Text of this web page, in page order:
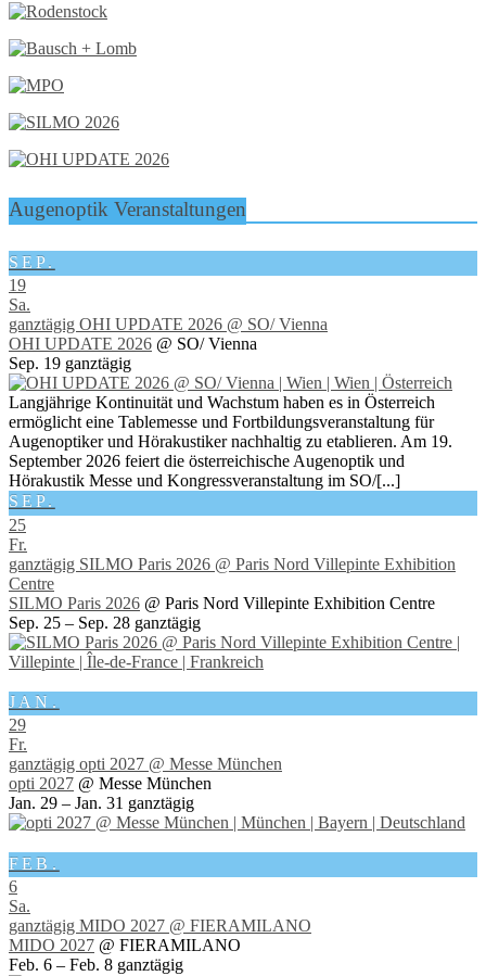
Augenoptik Veranstaltungen
SEP.
19
Sa.
ganztägig OHI UPDATE 2026 @ SO/ Vienna
OHI UPDATE 2026 @ SO/ Vienna
Sep. 19 ganztägig
Langjährige Kontinuität und Wachstum haben es in Österreich
ermöglicht eine Tablemesse und Fortbildungsveranstaltung für
Augenoptiker und Hörakustiker nachhaltig zu etablieren. Am 19.
September 2026 feiert die österreichische Augenoptik und
Hörakustik Messe und Kongressveranstaltung im SO/[...]
SEP.
25
Fr.
ganztägig SILMO Paris 2026 @ Paris Nord Villepinte Exhibition
Centre
SILMO Paris 2026 @ Paris Nord Villepinte Exhibition Centre
Sep. 25 – Sep. 28 ganztägig
JAN.
29
Fr.
ganztägig opti 2027 @ Messe München
opti 2027 @ Messe München
Jan. 29 – Jan. 31 ganztägig
FEB.
6
Sa.
ganztägig MIDO 2027 @ FIERAMILANO
MIDO 2027 @ FIERAMILANO
Feb. 6 – Feb. 8 ganztägig